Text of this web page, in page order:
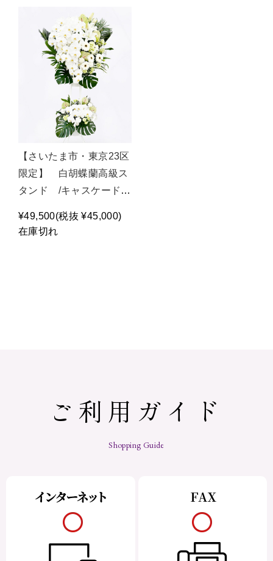
【さいたま市・東京23区
限定】 白胡蝶蘭高級ス
タンド /キャスケード
ーン/P1488
¥49,500(税抜 ¥45,000)
在庫切れ
ご利用ガイド
Shopping Guide